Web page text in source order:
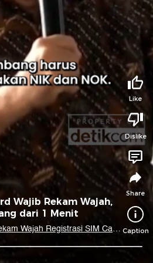
Like
Dislike
Share
Caption
Wajib Rekam Wajah,
dari 1 Menit
Wajah Registrasi SIM Card
Share to
Whatsapp Telegram
Copy Embed
Copy Embed &
Caption
video ini?
pendapat.
Masuk
video ini?
pendapat.
Masuk